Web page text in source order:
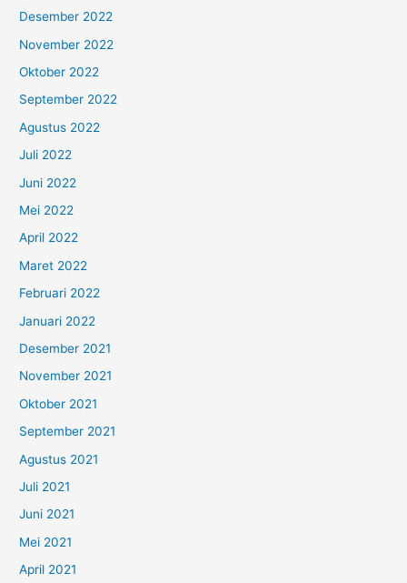
Desember 2022
November 2022
Oktober 2022
September 2022
Agustus 2022
Juli 2022
Juni 2022
Mei 2022
April 2022
Maret 2022
Februari 2022
Januari 2022
Desember 2021
November 2021
Oktober 2021
September 2021
Agustus 2021
Juli 2021
Juni 2021
Mei 2021
April 2021